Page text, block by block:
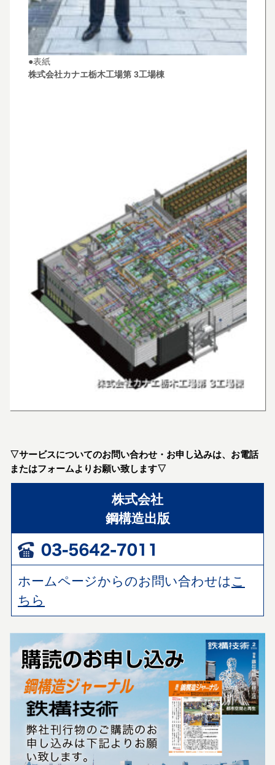
●表紙
株式会社カナエ栃木工場第 3工場棟
▽サービスについてのお問い合わせ・お申し込みは、お電話
またはフォームよりお願い致します▽
株式会社
鋼構造出版
ホームページからのお問い合わせは こ
ちら